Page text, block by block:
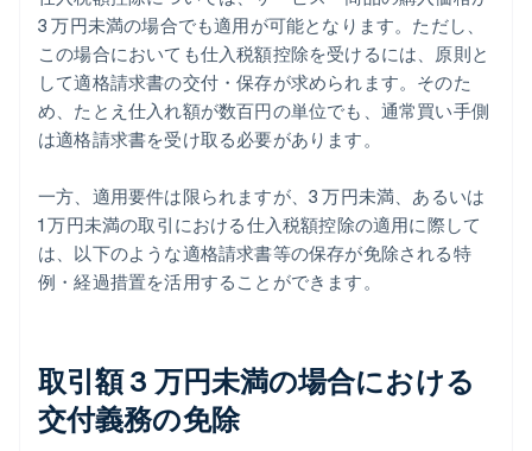
3 万円未満の場合でも適用が可能となります。ただし、
この場合においても仕入税額控除を受けるには、原則と
して適格請求書の交付・保存が求められます。そのた
め、たとえ仕入れ額が数百円の単位でも、通常買い手側
は適格請求書を受け取る必要があります。
一方、適用要件は限られますが、3 万円未満、あるいは
1 万円未満の取引における仕入税額控除の適用に際して
は、以下のような適格請求書等の保存が免除される特
例・経過措置を活用することができます。
取引額 3 万円未満の場合における
交付義務の免除